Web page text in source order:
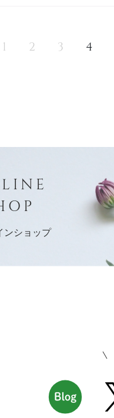
1 2 3 4
ンショップ